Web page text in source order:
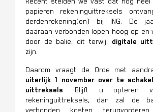
papieren rekeninguittreksels
derdenrekening(en) bij ING. De
daaraan verbonden lopen hoog op en
door de balie, dit terwijl digitale
zijn.
Daarom vraagt de Orde met
uiterlijk 1 november over te
uittreksels. Blijft u opteren
rekeninguittreksels, dan zal de
verbonden kosten